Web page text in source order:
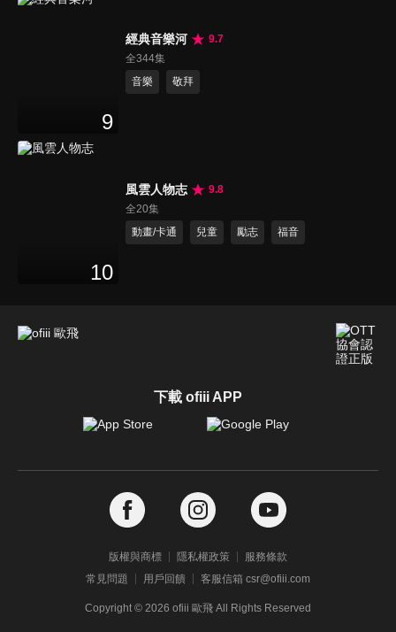
9
經典音樂河
9.7
全344集
音樂
敬拜
10
風雲人物志
9.8
全20集
動畫/卡通
兒童 勵志 福音
下載 ofiii APP
版權與商標 隱私權政策
服務條款
常見問題
用戶回饋 客服信箱 csr@ofiii.com
Copyright © 2026 ofiii 歐飛 All Rights Reserved